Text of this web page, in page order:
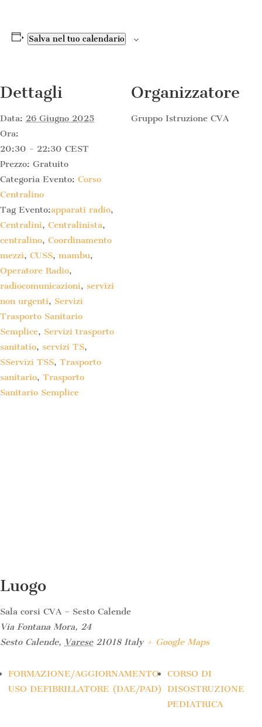
Salva nel tuo calendario
Dettagli
Data: 26 Giugno 2025
Ora:
20:30 - 22:30 CEST
Prezzo: Gratuito
Categoria Evento: Corso
Centralino
Tag Evento:apparati radio,
Centralini, Centralinista,
centralino, Coordinamento
mezzi, CUSS, mambu,
Operatore Radio,
radiocomunicazioni, servizi
non urgenti, Servizi
Trasporto Sanitario
Semplice, Servizi trasporto
sanitatio, servizi TS,
SServizi TSS, Trasporto
sanitario, Trasporto
Sanitario Semplice
Organizzatore
Gruppo Istruzione CVA
Luogo
Sala corsi CVA – Sesto Calende
Via Fontana Mora, 24
Sesto Calende, Varese 21018 Italy + Google Maps
FORMAZIONE/AGGIORNAMENTO
USO DEFIBRILLATORE (DAE/PAD)
CORSO DI
DISOSTRUZIONE
PEDIATRICA